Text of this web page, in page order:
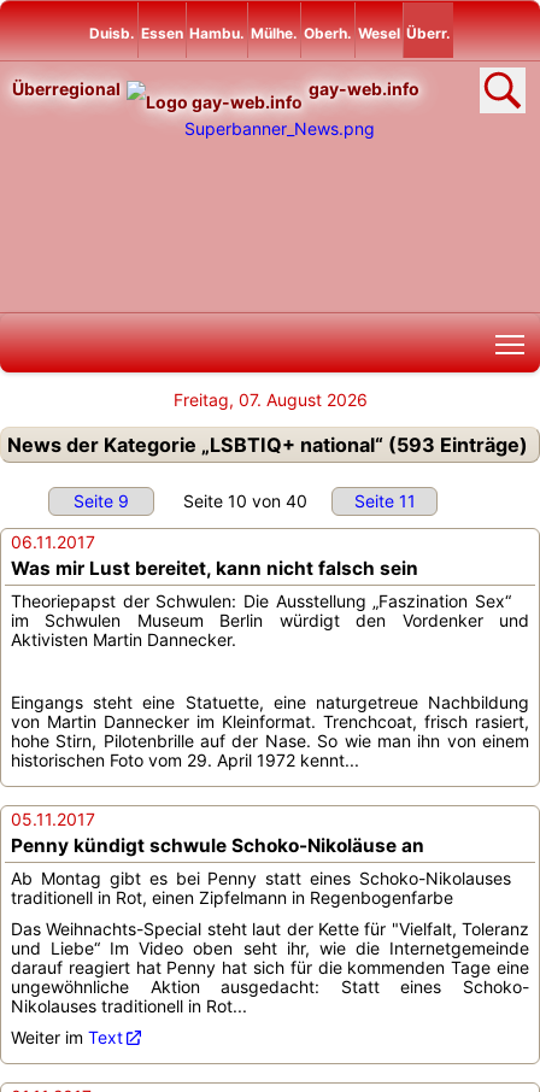
Duisb. Essen Hambu. Mülhe. Oberh. Wesel Überr.
Überregional gay-web.info
Freitag, 07. August 2026
News der Kategorie „LSBTIQ+ national“ (593 Einträge)
Seite 9 Seite 10 von 40
Seite 11
06.11.2017
Was mir Lust bereitet, kann nicht falsch sein
Theoriepapst der Schwulen: Die Ausstellung „Faszination Sex“
im Schwulen Museum Berlin würdigt den Vordenker und
Aktivisten Martin Dannecker.
Eingangs steht eine Statuette, eine naturgetreue Nachbildung
von Martin Dannecker im Kleinformat. Trenchcoat, frisch rasiert,
hohe Stirn, Pilotenbrille auf der Nase. So wie man ihn von einem
historischen Foto vom 29. April 1972 kennt...
05.11.2017
Penny kündigt schwule Schoko-Nikoläuse an
Ab Montag gibt es bei Penny statt eines Schoko-Nikolauses
traditionell in Rot, einen Zipfelmann in Regenbogenfarbe
Das Weihnachts-Special steht laut der Kette für "Vielfalt, Toleranz
und Liebe“ Im Video oben seht ihr, wie die Internetgemeinde
darauf reagiert hat Penny hat sich für die kommenden Tage eine
ungewöhnliche Aktion ausgedacht: Statt eines Schoko-
Nikolauses traditionell in Rot...
Weiter im Text